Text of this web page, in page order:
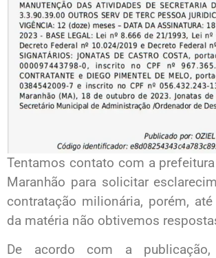
Tentamos contato com a
Maranhão para solicitar
contratação milionária, porém,
da matéria não obtivemos
De acordo com a